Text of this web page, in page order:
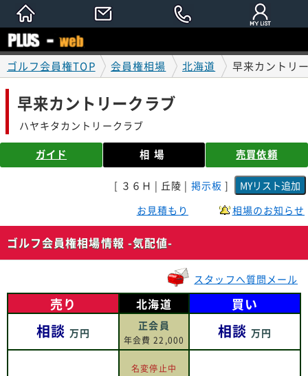
ゴルフ会員権TOP 会員権相場 北海道 早来カントリ
早来カントリークラブ
ハヤキタカントリークラブ
ガイド 相場 売買依頼
[ ３６Ｈ | 丘陵 | 掲示板 ]
お見積もり
相場のお知らせ
ゴルフ会員権相場情報 -気配値-
スタッフへ質問メール
売り
相談万円
北海道
正会員
年会費 22,000
名変停止中
買い
相談万円